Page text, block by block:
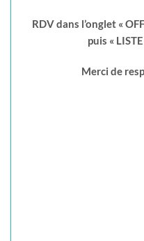
RDV dans l’onglet «
puis «
Merci de